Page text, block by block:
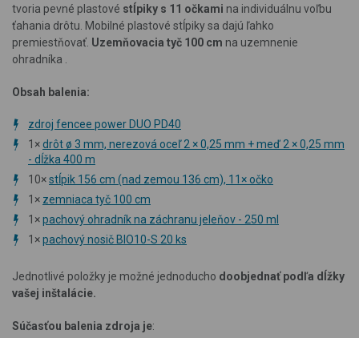
tvoria pevné plastové stĺpiky s 11 očkami na individuálnu voľbu
ťahania drôtu. Mobilné plastové stĺpiky sa dajú ľahko
premiestňovať. Uzemňovacia tyč 100 cm na uzemnenie
ohradníka
Obsah balenia:
zdroj fencee power DUO PD40
1×drôt ø 3 mm, nerezová oceľ 2 × 0,25 mm + meď 2 × 0,25 mm
- dĺžka 400 m
10×stĺpik 156 cm (nad zemou 136 cm), 11× očko
1× zemniaca tyč 100 cm
1×pachový ohradník na záchranu jeleňov - 250 ml
1×pachový nosič BIO10-S 20 ks
Jednotlivé položky je možné jednoducho doobjednať podľa dĺžky
vašej inštalácie.
Súčasťou balenia zdroja je: